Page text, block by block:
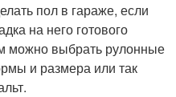
пол в гараже, если
на него готового
можно выбрать рулонные
и размера или так